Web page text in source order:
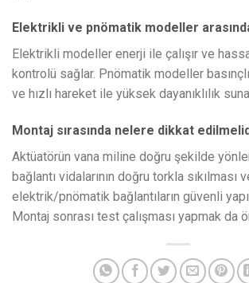
Elektrikli ve pnömatik modeller
Elektrikli modeller enerji ile çalışır ve
kontrolü sağlar. Pnömatik modeller
ve hızlı hareket ile yüksek dayanıklılık
Montaj sırasında nelere dikkat
Aktüatörün vana miline doğru şekilde
bağlantı vidalarının doğru torkla sıkılması
elektrik/pnömatik bağlantıların güvenli
Montaj sonrası test çalışması yapmak da